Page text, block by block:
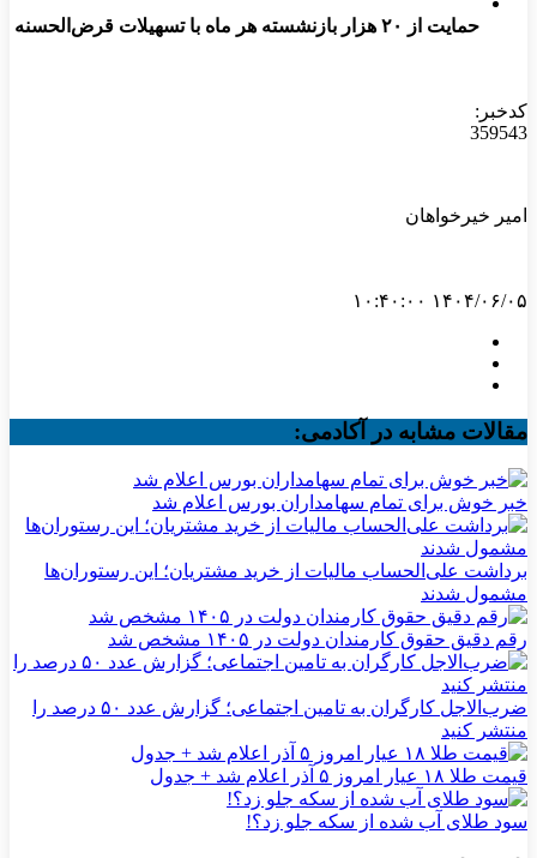
حمایت از ۲۰ هزار بازنشسته هر ماه با تسهیلات قرض‌الحسنه
کدخبر:
359543
امیر خیرخواهان
۱۴۰۴/۰۶/۰۵ ۱۰:۴۰:۰۰
مقالات مشابه در آکادمی:
خبر خوش برای تمام سهامداران بورس اعلام شد
برداشت علی‌الحساب مالیات از خرید مشتریان؛ این رستوران‌ها
مشمول شدند
رقم دقیق حقوق کارمندان دولت در ۱۴۰۵ مشخص شد
ضرب‌الاجل کارگران به تامین اجتماعی؛ گزارش عدد ۵۰ درصد را
منتشر کنید
قیمت طلا ۱۸ عیار امروز ۵ آذر اعلام شد + جدول
سود طلای آب شده از سکه جلو زد؟!